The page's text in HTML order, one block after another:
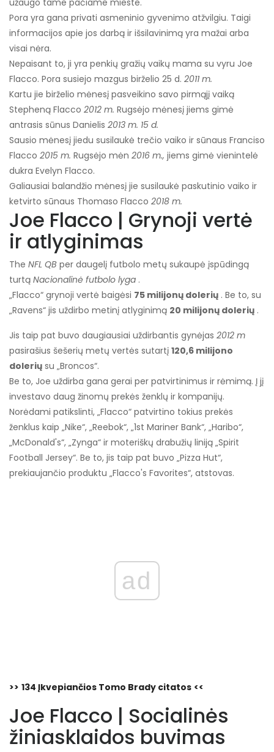
užaugo tame pačiame mieste.
Pora yra gana privati ​​asmeninio gyvenimo atžvilgiu. Taigi
informacijos apie jos darbą ir išsilavinimą yra mažai arba
visai nėra.
Nepaisant to, ji yra penkių gražių vaikų mama su vyru Joe
Flacco. Pora susiejo mazgus birželio 25 d. 2011 m.
Kartu jie birželio mėnesį pasveikino savo pirmąjį vaiką
Stepheną Flacco 2012 m. Rugsėjo mėnesį jiems gimė
antrasis sūnus Danielis 2013 m. 15 d.
Sausio mėnesį jiedu susilaukė trečio vaiko ir sūnaus Franciso
Flacco 2015 m. Rugsėjo mėn 2016 m., jiems gimė vienintelė
dukra Evelyn Flacco.
Galiausiai balandžio mėnesį jie susilaukė paskutinio vaiko ir
ketvirto sūnaus Thomaso Flacco 2018 m.
Joe Flacco | Grynoji vertė
ir atlyginimas
The NFL QB per daugelį futbolo metų sukaupė įspūdingą
turtą Nacionalinė futbolo lyga .
„Flacco“ grynoji vertė baigėsi 75 milijonų dolerių . Be to, su
„Ravens“ jis uždirbo metinį atlyginimą 20 milijonų dolerių .
Jis taip pat buvo daugiausiai uždirbantis gynėjas 2012 m
pasirašius šešerių metų vertės sutartį 120,6 milijono
dolerių su „Broncos“.
Be to, Joe uždirba gana gerai per patvirtinimus ir rėmimą. Į jį
investavo daug žinomų prekės ženklų ir kompanijų.
Norėdami patikslinti, „Flacco“ patvirtino tokius prekės
ženklus kaip „Nike“, „Reebok“, „1st Mariner Bank“, „Haribo“,
„McDonald's“, „Zynga“ ir moteriškų drabužių liniją „Spirit
Football Jersey“. Be to, jis taip pat buvo „Pizza Hut“,
prekiaujančio produktu „Flacco's Favorites“, atstovas.
ad
>> 134 Įkvepiančios Tomo Brady citatos <<
Joe Flacco | Socialinės
žiniasklaidos buvimas